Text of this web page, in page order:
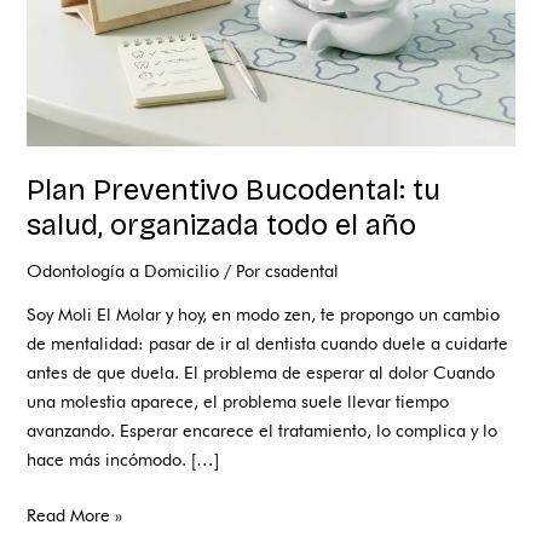
Plan Preventivo Bucodental: tu
salud, organizada todo el año
Odontología a Domicilio / Porcsadental
Soy Moli El Molar y hoy, en modo zen, te propongo un cambio
de mentalidad: pasar de ir al dentista cuando duele a cuidarte
antes de que duela. El problema de esperar al dolor Cuando
una molestia aparece, el problema suele llevar tiempo
avanzando. Esperar encarece el tratamiento, lo complica y lo
hace más incómodo. […]
Read More »